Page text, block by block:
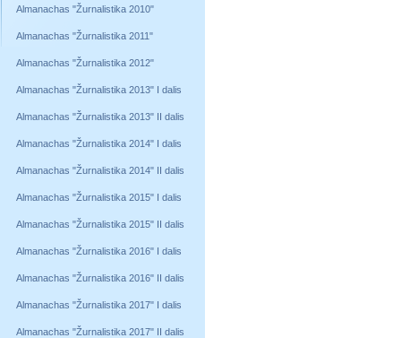
Almanachas "Žurnalistika 2010"
Almanachas "Žurnalistika 2011"
Almanachas "Žurnalistika 2012"
Almanachas "Žurnalistika 2013" I dalis
Almanachas "Žurnalistika 2013" II dalis
Almanachas "Žurnalistika 2014" I dalis
Almanachas "Žurnalistika 2014" II dalis
Almanachas "Žurnalistika 2015" I dalis
Almanachas "Žurnalistika 2015" II dalis
Almanachas "Žurnalistika 2016" I dalis
Almanachas "Žurnalistika 2016" II dalis
Almanachas "Žurnalistika 2017" I dalis
Almanachas "Žurnalistika 2017" II dalis